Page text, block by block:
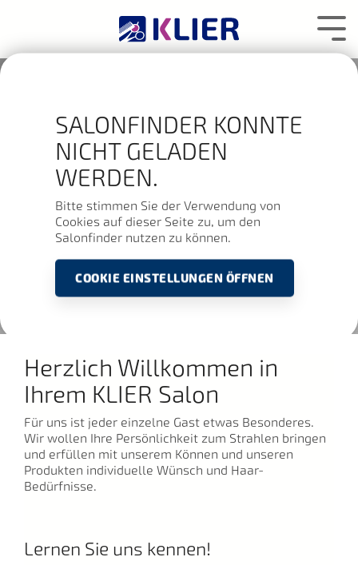
SALONFINDER KONNTE
NICHT GELADEN
WERDEN.
Bitte stimmen Sie der Verwendung von
Cookies auf dieser Seite zu, um den
Salonfinder nutzen zu können.
COOKIE EINSTELLUNGEN ÖFFNEN
Herzlich Willkommen in
Ihrem KLIER Salon
Für uns ist jeder einzelne Gast etwas Besonderes.
Wir wollen Ihre Persönlichkeit zum Strahlen bringen
und erfüllen mit unserem Können und unseren
Produkten individuelle Wünsch und Haar-
Bedürfnisse.
Lernen Sie uns kennen!